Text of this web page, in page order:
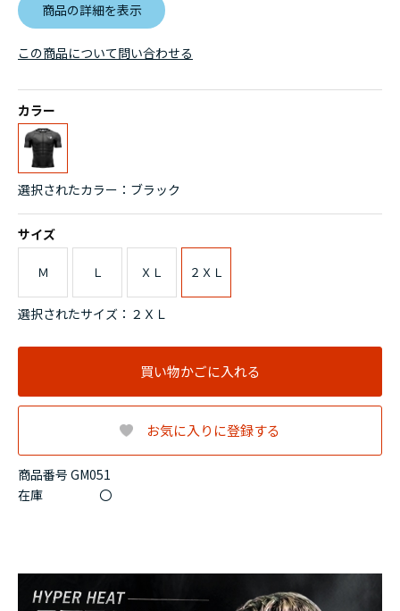
商品番号 GM051
在庫 〇
商品の詳細を表示
カラー
選択されたカラー：ブラック
サイズ
Ｍ Ｌ ＸＬ ２ＸＬ
選択されたサイズ：２ＸＬ
買い物かごに入れる
お気に入りに登録する
この商品について問い合わせる